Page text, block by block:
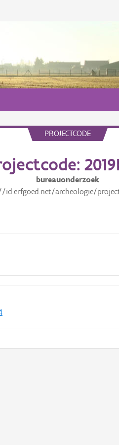
PROJECTCODE
bureauonderzoek
id.erfgoed.net/archeologie/